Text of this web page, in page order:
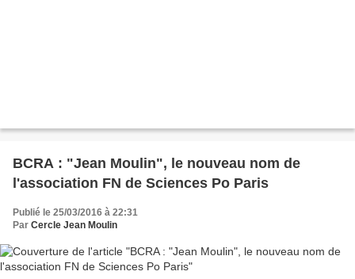
BCRA : "Jean Moulin", le nouveau nom de
l'association FN de Sciences Po Paris
Publié le 25/03/2016 à 22:31
Par Cercle Jean Moulin